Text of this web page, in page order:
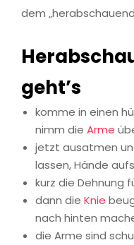
dem
geht’s
komme in einen
nimm die Arme
jetzt ausatmen
lassen, Hände
kurz die Dehnung
dann die Knie
nach hinten
die Arme sind